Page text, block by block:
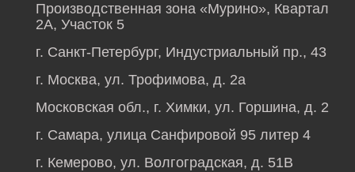
Производственная зона «Мурино», Квартал
2А, Участок 5
г. Санкт-Петербург, Индустриальный пр., 43
г. Москва, ул. Трофимова, д. 2а
Московская обл., г. Химки, ул. Горшина, д. 2
г. Самара, улица Санфировой 95 литер 4
г. Кемерово, ул. Волгоградская, д. 51В